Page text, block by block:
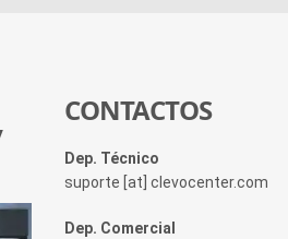
CONTACTOS
Dep. Técnico
suporte [at] clevocenter.com
Dep. Comercial